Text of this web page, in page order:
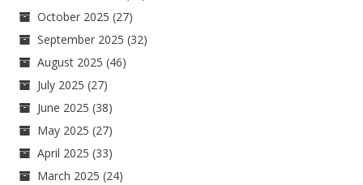
October 2025 (27)
September 2025 (32)
August 2025 (46)
July 2025 (27)
June 2025 (38)
May 2025 (27)
April 2025 (33)
March 2025 (24)